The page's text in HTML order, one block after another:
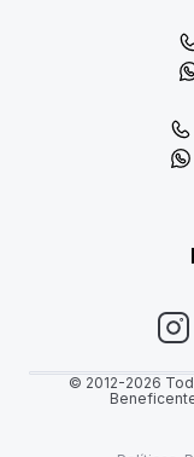
© 2012-2026